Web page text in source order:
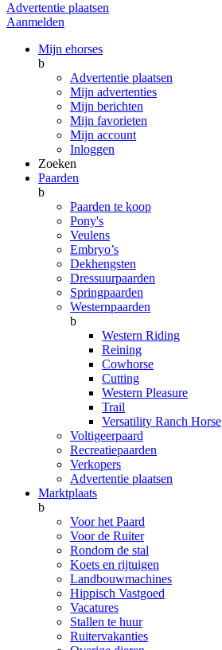
Advertentie plaatsen
Aanmelden
Mijn ehorses
b
Advertentie plaatsen
Mijn advertenties
Mijn berichten
Mijn favorieten
Mijn account
Inloggen
Zoeken
Paarden
b
Paarden te koop
Pony's
Veulens
Embryo’s
Dekhengsten
Dressuurpaarden
Springpaarden
Westernpaarden
b
Western Riding
Reining
Cowhorse
Cutting
Western Pleasure
Trail
Versatility Ranch Horse
Voltigeerpaard
Recreatiepaarden
Verkopers
Advertentie plaatsen
Marktplaats
b
Voor het Paard
Voor de Ruiter
Rondom de stal
Koets en rijtuigen
Landbouwmachines
Hippisch Vastgoed
Vacatures
Stallen te huur
Ruitervakanties